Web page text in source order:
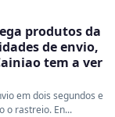
produtos da
de envio,
tem a ver
em dois segundos e
o rastreio. En...